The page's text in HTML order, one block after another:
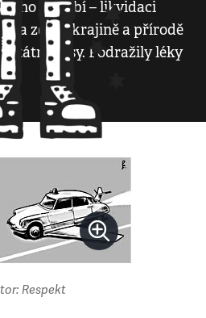
období – likvidaci
na zdejší krajině a přírodě
státní kasy. Podražily léky
Respekt